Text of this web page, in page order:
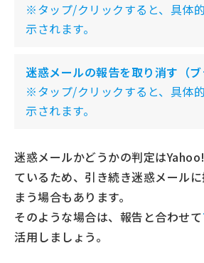
※タップ/クリックすると、具体
示されます。
迷惑メールの報告を取り消す（ブ
※タップ/クリックすると、具体
示されます。
迷惑メールかどうかの判定は
ているため、引き続き迷惑メール
まう場合もあります。
そのような場合は、報告と合わせて
活用しましょう。